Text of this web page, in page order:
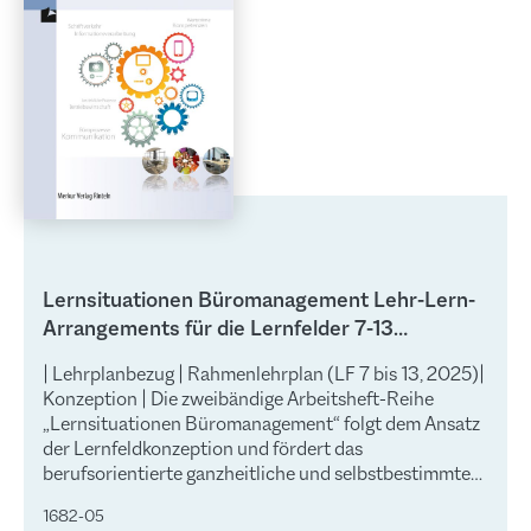
Lernsituationen Büromanagement Lehr-Lern-
Arrangements für die Lernfelder 7-13
Kaufmann / - frau für Büromanagement
| Lehrplanbezug | Rahmenlehrplan (LF 7 bis 13, 2025)|
Konzeption | Die zweibändige Arbeitsheft-Reihe
„Lernsituationen Büromanagement“ folgt dem Ansatz
der Lernfeldkonzeption und fördert das
berufsorientierte ganzheitliche und selbstbestimmte
Einzelheft erschließt die Lernfelder eines
1682-05